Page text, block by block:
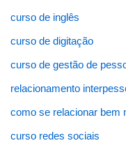
curso de inglês
curso de digitação
curso de gestão de
relacionamento
como se relacionar bem
curso redes sociais